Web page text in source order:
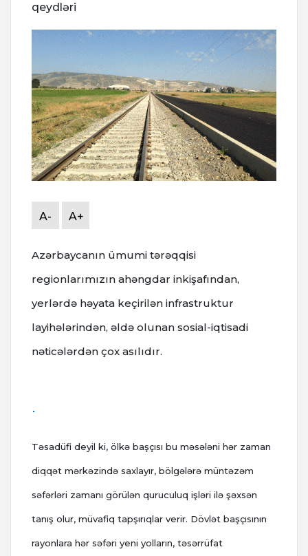
qeydləri
A- A+
Azərbaycanın ümumi tərəqqisi
regionlarımızın ahəngdar inkişafından,
yerlərdə həyata keçirilən infrastruktur
layihələrindən, əldə olunan sosial-iqtisadi
nəticələrdən çox asılıdır.
Təsadüfi deyil ki, ölkə başçısı bu məsələni hər zaman
diqqət mərkəzində saxlayır, bölgələrə müntəzəm
səfərləri zamanı görülən quruculuq işləri ilə şəxsən
tanış olur, müvafiq tapşırıqlar verir. Dövlət başçısının
rayonlara hər səfəri yeni yolların, təsərrüfat